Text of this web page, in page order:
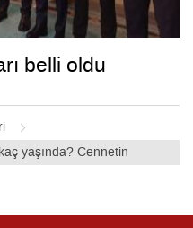
yaşında? Cennetin
belli oldu